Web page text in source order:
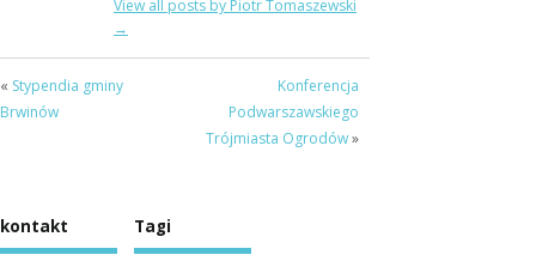
View all posts by Piotr Tomaszewski
→
« Stypendia gminy
Brwinów
Konferencja
Podwarszawskiego
Trójmiasta Ogrodów»
kontakt Tagi